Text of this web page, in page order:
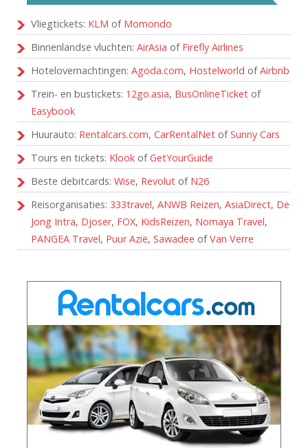
Vliegtickets: KLM of Momondo
Binnenlandse vluchten: AirAsia of Firefly Airlines
Hotelovernachtingen: Agoda.com, Hostelworld ofAirbnb
Trein- en bustickets: 12go.asia, BusOnlineTicket of
Easybook
Huurauto: Rentalcars.com, CarRentalNet ofSunny Cars
Tours en tickets: Klook ofGetYourGuide
Beste debitcards: Wise, Revolut of N26
Reisorganisaties: 333travel, ANWB Reizen, AsiaDirect, De
Jong Intra, Djoser, FOX, KidsReizen, Nomaya Travel,
PANGEA Travel, Puur Azië, Sawadee ofVan Verre